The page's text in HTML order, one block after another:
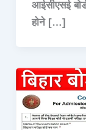
आईसीएसई
होने […]